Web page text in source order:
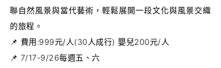
聯自然風景與當代藝術，輕鬆展開一段文化與風景交織
的旅程。
費用:999元/人(30人成行) 嬰兒200元/人
7/17-9/26每週五、六